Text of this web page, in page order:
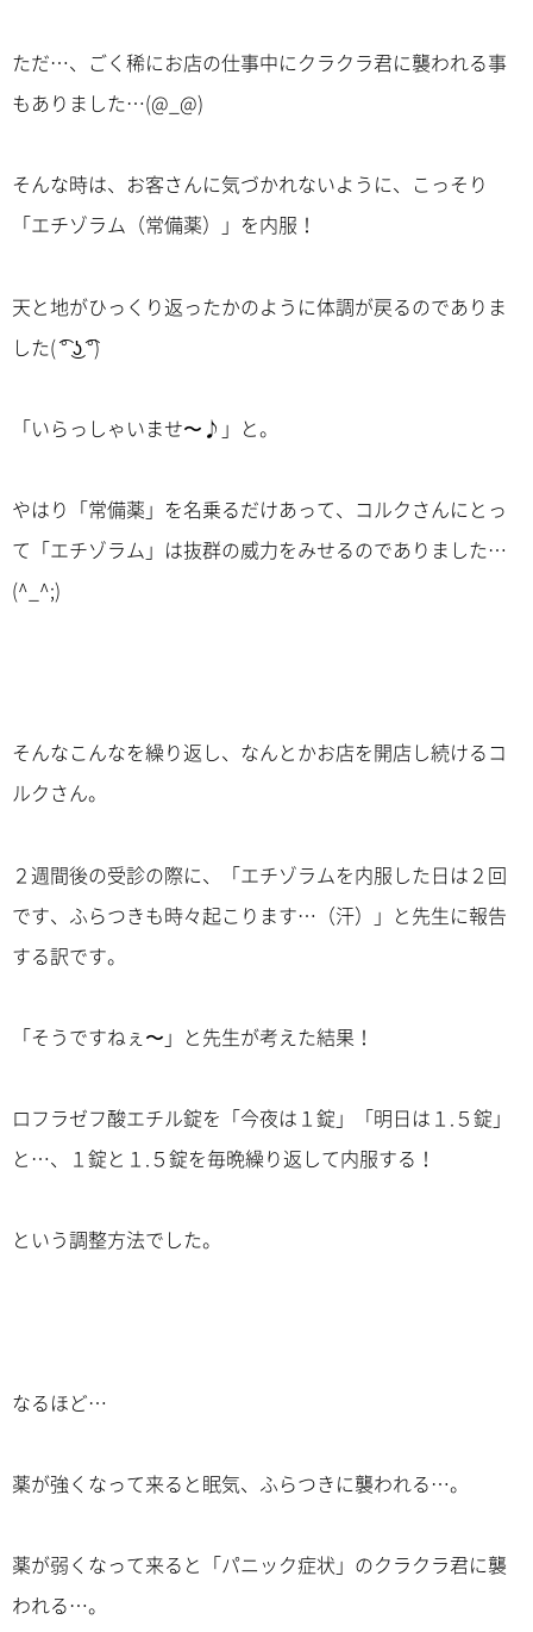
ただ…、ごく稀にお店の仕事中にクラクラ君に襲われる事
もありました…(@_@)
そんな時は、お客さんに気づかれないように、こっそり
「エチゾラム（常備薬）」を内服！
天と地がひっくり返ったかのように体調が戻るのでありま
した( ͡° ͜ʖ ͡°)
「いらっしゃいませ〜♪」と。
やはり「常備薬」を名乗るだけあって、コルクさんにとっ
て「エチゾラム」は抜群の威力をみせるのでありました…
(^_^;)
そんなこんなを繰り返し、なんとかお店を開店し続けるコ
ルクさん。
２週間後の受診の際に、「エチゾラムを内服した日は２回
です、ふらつきも時々起こります…（汗）」と先生に報告
する訳です。
「そうですねぇ〜」と先生が考えた結果！
ロフラゼフ酸エチル錠を「今夜は１錠」「明日は１.５錠」
と…、１錠と１.５錠を毎晩繰り返して内服する！
という調整方法でした。
なるほど…
薬が強くなって来ると眠気、ふらつきに襲われる…。
薬が弱くなって来ると「パニック症状」のクラクラ君に襲
われる…。